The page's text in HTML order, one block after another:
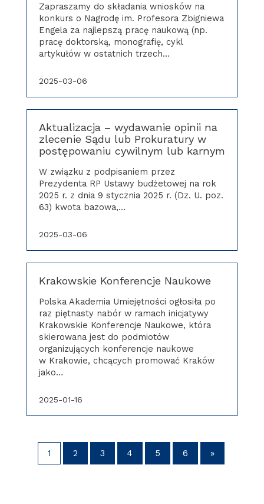
Zapraszamy do składania wniosków na
konkurs o Nagrodę im. Profesora Zbigniewa
Engela za najlepszą pracę naukową (np.
pracę doktorską, monografię, cykl
artykułów w ostatnich trzech…
2025-03-06
Aktualizacja – wydawanie opinii na
zlecenie Sądu lub Prokuratury w
postępowaniu cywilnym lub karnym
W związku z podpisaniem przez
Prezydenta RP Ustawy budżetowej na rok
2025 r. z dnia 9 stycznia 2025 r. (Dz. U. poz.
63) kwota bazowa,…
2025-03-06
Krakowskie Konferencje Naukowe
Polska Akademia Umiejętności ogłosiła po
raz piętnasty nabór w ramach inicjatywy
Krakowskie Konferencje Naukowe, która
skierowana jest do podmiotów
organizujących konferencje naukowe
w Krakowie, chcących promować Kraków
jako…
2025-01-16
1 2 3 4 5 6 »